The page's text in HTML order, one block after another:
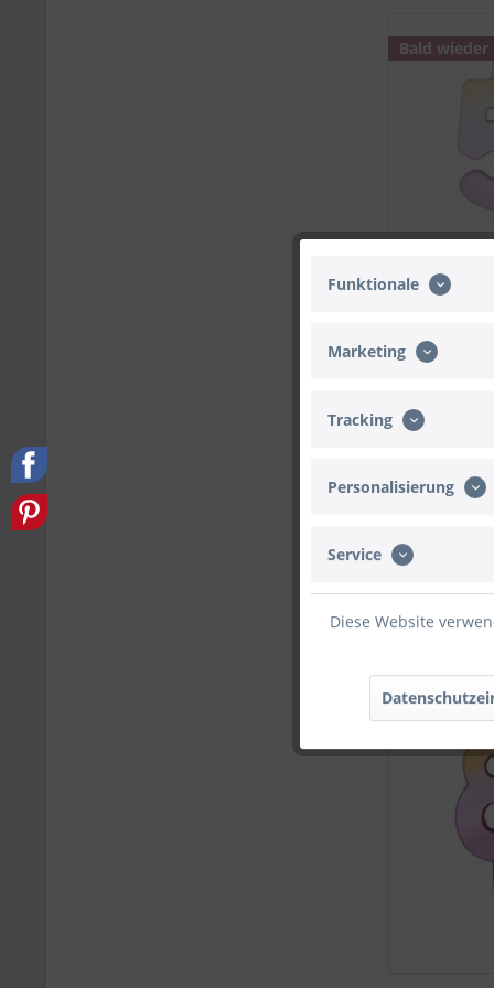
Bald wieder
Funktionale
Marketing
Tracking
Personalisierung
Service
Diese Website